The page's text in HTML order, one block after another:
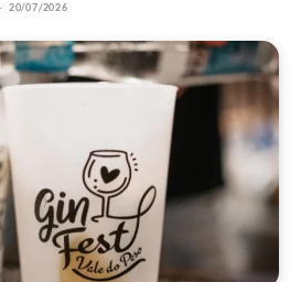
- 20/07/2026